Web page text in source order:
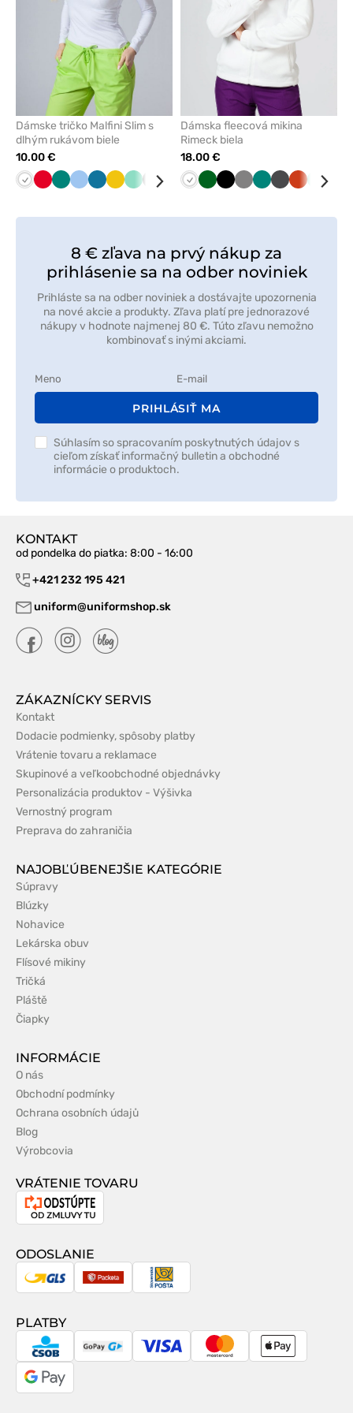
Dámske tričko Malfini Slim s
dlhým rukávom biele
10.00 €
BielaČervenáZelenáModráKaribská
Žltá MátováTmavoMalinová
ČiernaTmavoNámornícky
Čerešňová
Dámska fleecová mikina
Rimeck biela
18.00 €
BielaTmavoČiernaTmavoZelenáGrafitová
Oranžová
Mátová
8 € zľava na prvý nákup za
prihlásenie sa na odber noviniek
Prihláste sa na odber noviniek a dostávajte upozornenia
na nové akcie a produkty. Zľava platí pre jednorazové
nákupy v hodnote najmenej 80 €. Túto zľavu nemožno
kombinovať s inými akciami.
PRIHLÁSIŤ MA
Súhlasím so spracovaním poskytnutých údajov s
cieľom získať informačný bulletin a obchodné
informácie o produktoch.
KONTAKT
od pondelka do piatka: 8:00 - 16:00
+421 232 195 421
uniform@uniformshop.sk
ZÁKAZNÍCKY SERVIS
Kontakt
Dodacie podmienky, spôsoby platby
Vrátenie tovaru a reklamace
Skupinové a veľkoobchodné objednávky
Personalizácia produktov - Výšivka
Vernostný program
Preprava do zahraničia
NAJOBĽÚBENEJŠIE KATEGÓRIE
Súpravy
Blúzky
Nohavice
Lekárska obuv
Flísové mikiny
Tričká
Pláště
Čiapky
INFORMÁCIE
O nás
Obchodní podmínky
Ochrana osobních údajů
Blog
Výrobcovia
VRÁTENIE TOVARU
Odstúpenie
zmluvy
ODOSLANIE
GLS Packeta
Slovenská
PLATBY
CSOB GoPay Visa MasterCardApple
Google